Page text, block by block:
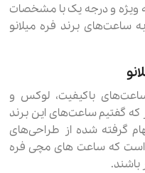
ویژه و درجه یک با مشخصات
به ساعت‌های برند فره میلانو
باکیفیت، لوکس و
که گفتیم ساعت‌های این برند
گرفته شده از طراحی‌های
است که ساعت های مچی فره
باشند.